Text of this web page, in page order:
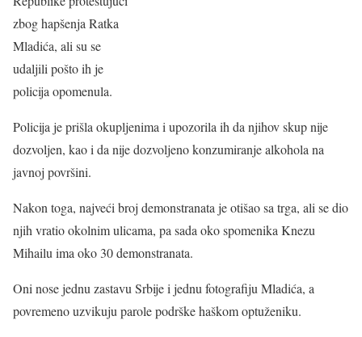
zbog hapšenja Ratka
Mladića, ali su se
udaljili pošto ih je
policija opomenula.
Policija je prišla okupljenima i upozorila ih da njihov skup nije
dozvoljen, kao i da nije dozvoljeno konzumiranje alkohola na
javnoj površini.
Nakon toga, najveći broj demonstranata je otišao sa trga, ali se dio
njih vratio okolnim ulicama, pa sada oko spomenika Knezu
Mihailu ima oko 30 demonstranata.
Oni nose jednu zastavu Srbije i jednu fotografiju Mladića, a
povremeno uzvikuju parole podrške haškom optuženiku.